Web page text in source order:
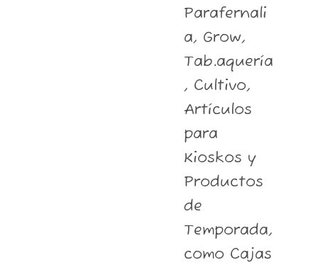
Parafernali
a, Grow,
Tab.aquería
, Cultivo,
Artículos
para
Kioskos y
Productos
de
Temporada,
como Cajas